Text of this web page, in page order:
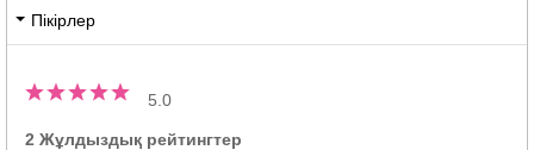
Пікірлер
5.0
2 Жұлдыздық рейтингтер